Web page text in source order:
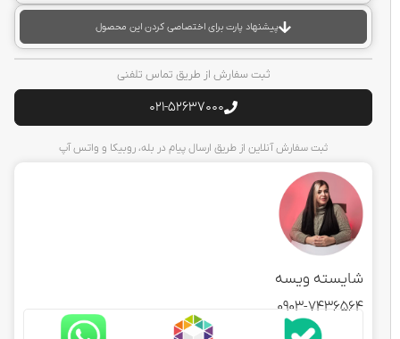
پیشنهاد پارت برای اختصاصی کردن این محصول
ثبت سفارش از طریق تماس تلفنی
021-52637000
ثبت سفارش آنلاین از طریق ارسال پیام در بله، روبیکا و واتس آپ
شایسته ویسه
0903-7436564